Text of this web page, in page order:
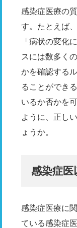
感染症医療の
す。たとえば
「病状の変化
スには数多く
かを確認する
ることができ
いるか否かを
ように、正し
ょうか。
感染症医
感染症医療に
ている感染症